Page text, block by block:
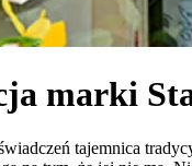
marki
tajemnica